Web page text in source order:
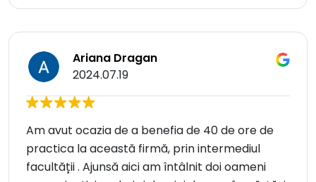
Ariana Dragan
2024.07.19
Am avut ocazia de a benefia de 40 de ore de
practica la această firmă, prin intermediul
facultății . Ajunsă aici am întâlnit doi oameni